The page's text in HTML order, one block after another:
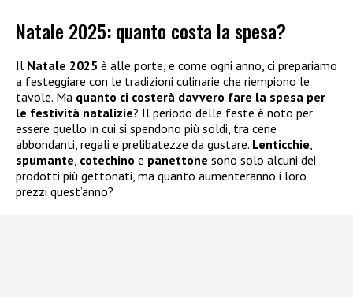
Natale 2025: quanto costa la spesa?
Il Natale 2025 è alle porte, e come ogni anno, ci prepariamo
a festeggiare con le tradizioni culinarie che riempiono le
tavole. Ma quanto ci costerà davvero fare la spesa per
le festività natalizie? Il periodo delle feste è noto per
essere quello in cui si spendono più soldi, tra cene
abbondanti, regali e prelibatezze da gustare. Lenticchie
spumante cotechino e panettone sono solo alcuni dei
prodotti più gettonati, ma quanto aumenteranno i loro
prezzi quest’anno?